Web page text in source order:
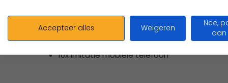
10x imitatie AED
10x set oefenelektroden
10x imitatie mobiele telefoon
Accepteer alles Weigeren
Nee,
aan